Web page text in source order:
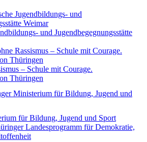
und Jugendbegegnungsstätte
– Schule mit Courage.
Thüringen
für Bildung, Jugend und Sport